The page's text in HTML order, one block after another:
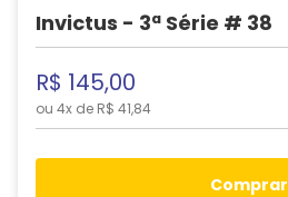
Invictus - 3ª Série # 38
R$ 145,00
ou 4x de R$ 41,84
comprar